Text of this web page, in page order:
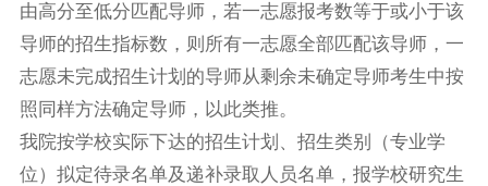
由高分至低分匹配导师，若一志愿报考数等于或小于该
导师的招生指标数，则所有一志愿全部匹配该导师，一
志愿未完成招生计划的导师从剩余未确定导师考生中按
照同样方法确定导师，以此类推。
我院按学校实际下达的招生计划、招生类别（专业学
位）拟定待录名单及递补录取人员名单，报学校研究生